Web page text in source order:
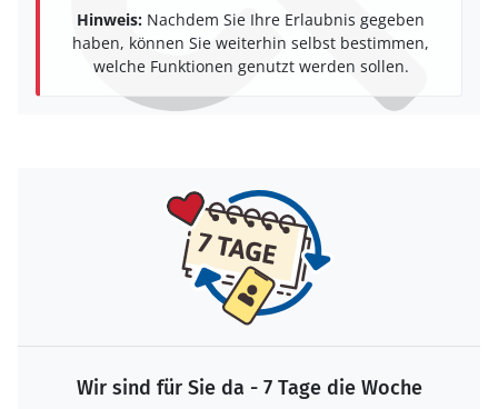
Hinweis: Nachdem Sie Ihre Erlaubnis gegeben
haben, können Sie weiterhin selbst bestimmen,
welche Funktionen genutzt werden sollen.
Wir sind für Sie da - 7 Tage die Woche